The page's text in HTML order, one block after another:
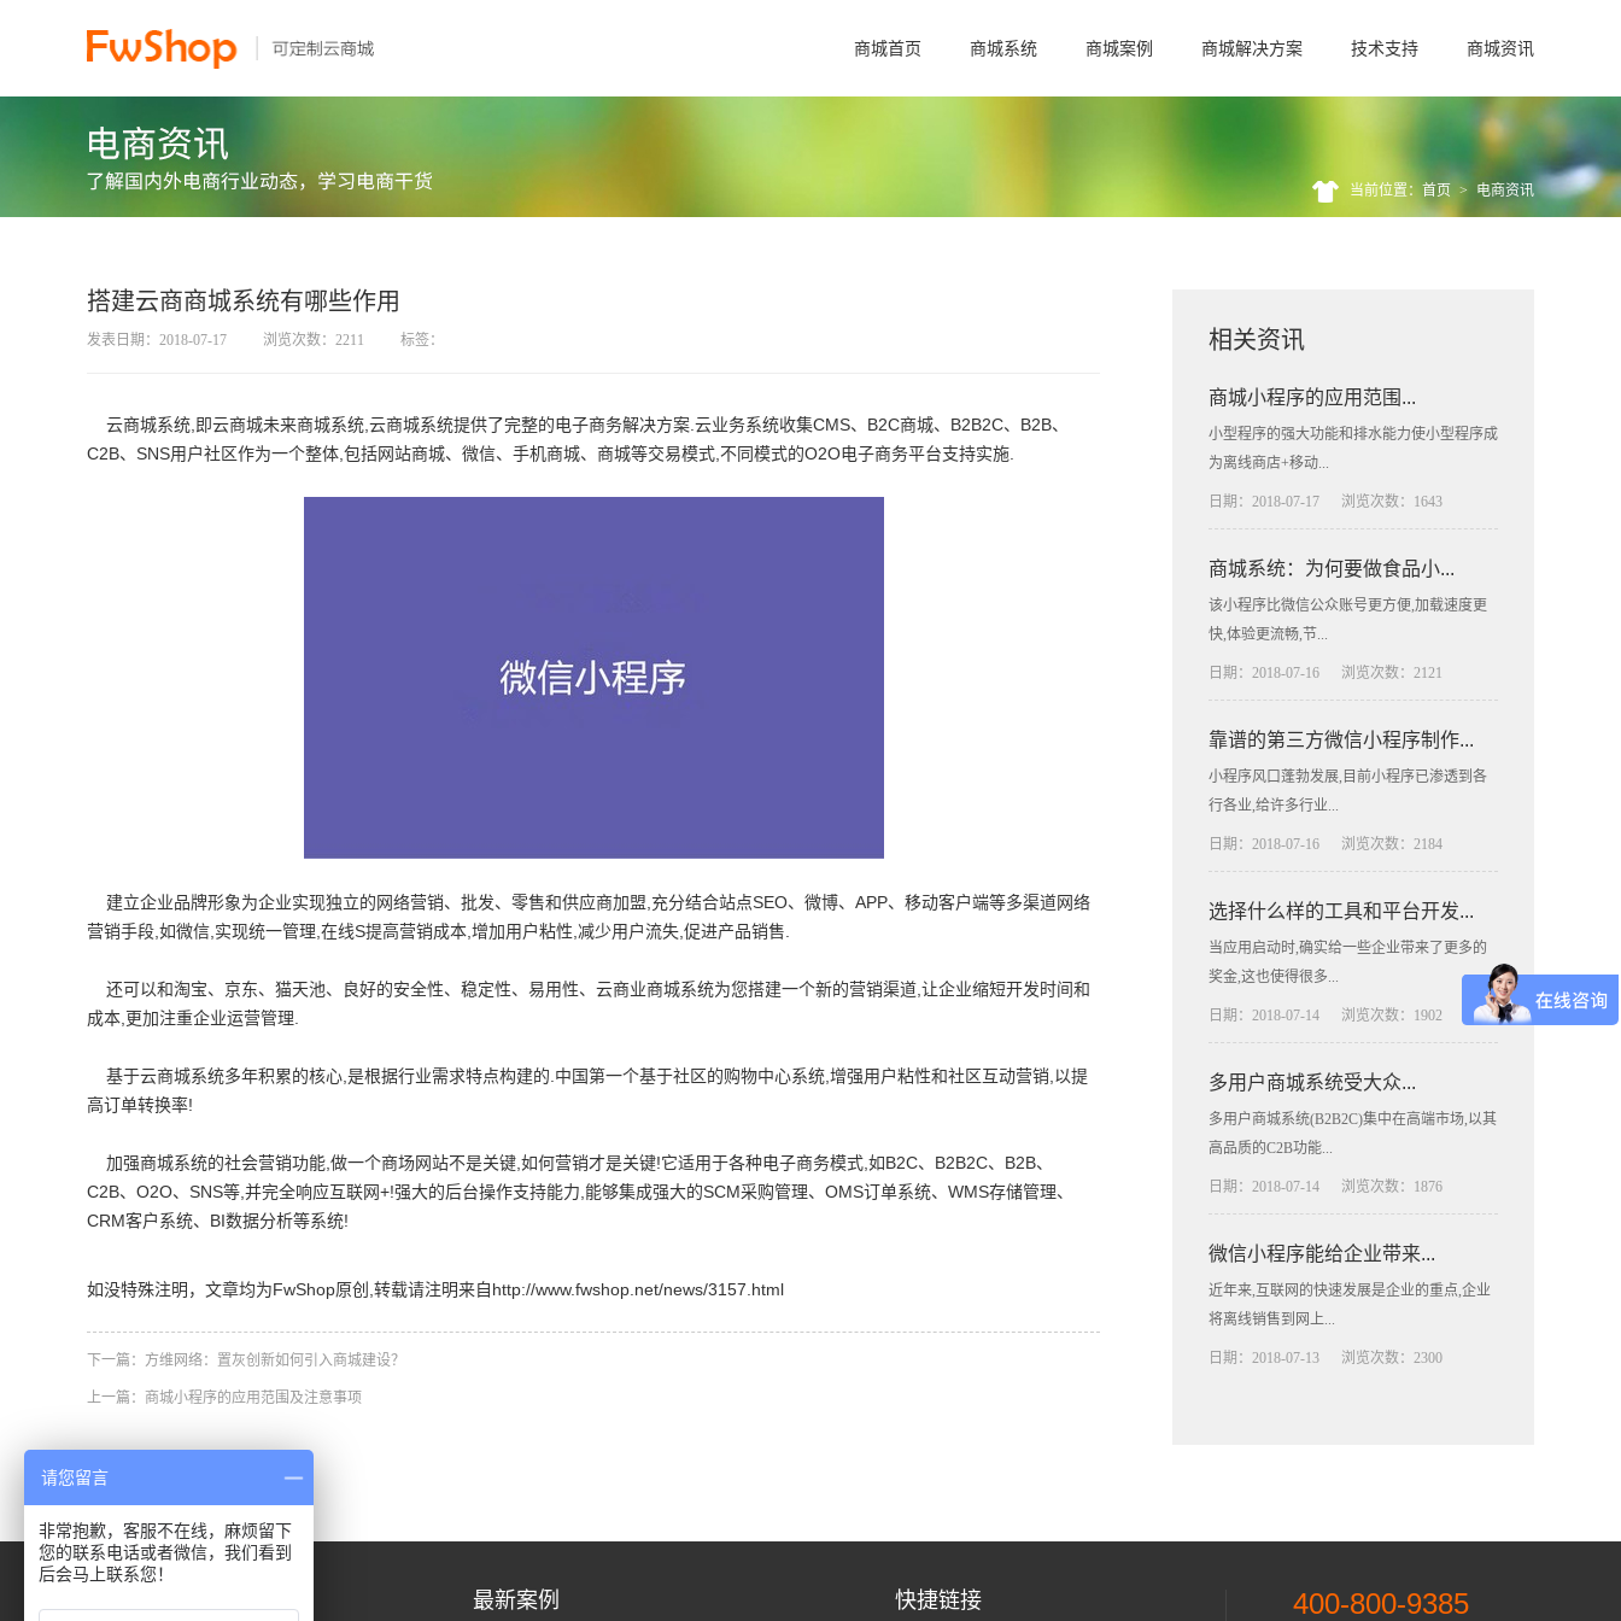
商城首页 商城系统 商城案例 商城解决方案 技术支持 商城资讯
当前位置：首页 > 电商资讯
搭建云商商城系统有哪些作用
发表日期：2018-07-17 浏览次数：2211 标签：
云商城系统,即云商城未来商城系统,云商城系统提供了完整的电子商务解决方案.云业务系统收集CMS、B2C商城、B2B2C、B2B、
C2B、SNS用户社区作为一个整体,包括网站商城、微信、手机商城、商城等交易模式,不同模式的O2O电子商务平台支持实施.
建立企业品牌形象为企业实现独立的网络营销、批发、零售和供应商加盟,充分结合站点SEO、微博、APP、移动客户端等多渠道网络
营销手段,如微信,实现统一管理,在线S提高营销成本,增加用户粘性,减少用户流失,促进产品销售.
还可以和淘宝、京东、猫天池、良好的安全性、稳定性、易用性、云商业商城系统为您搭建一个新的营销渠道,让企业缩短开发时间和
成本,更加注重企业运营管理.
基于云商城系统多年积累的核心,是根据行业需求特点构建的.中国第一个基于社区的购物中心系统,增强用户粘性和社区互动营销,以提
高订单转换率!
加强商城系统的社会营销功能,做一个商场网站不是关键,如何营销才是关键!它适用于各种电子商务模式,如B2C、B2B2C、B2B、
C2B、O2O、SNS等,并完全响应互联网+!强大的后台操作支持能力,能够集成强大的SCM采购管理、OMS订单系统、WMS存储管理、
CRM客户系统、BI数据分析等系统!
如没特殊注明，文章均为FwShop原创,转载请注明来自http://www.fwshop.net/news/3157.html
下一篇： 方维网络：置灰创新如何引入商城建设？
上一篇： 商城小程序的应用范围及注意事项
相关资讯
商城小程序的应用范围...
小型程序的强大功能和排水能力使小型程序成
为离线商店+移动...
日期：2018-07-17 浏览次数：1643
商城系统：为何要做食品小...
该小程序比微信公众账号更方便,加载速度更
快,体验更流畅,节...
日期：2018-07-16 浏览次数：2121
靠谱的第三方微信小程序制作...
小程序风口蓬勃发展,目前小程序已渗透到各
行各业,给许多行业...
日期：2018-07-16 浏览次数：2184
选择什么样的工具和平台开发...
当应用启动时,确实给一些企业带来了更多的
奖金,这也使得很多...
日期：2018-07-14 浏览次数：1902
多用户商城系统受大众...
多用户商城系统(B2B2C)集中在高端市场,以其
高品质的C2B功能...
日期：2018-07-14 浏览次数：1876
微信小程序能给企业带来...
近年来,互联网的快速发展是企业的重点,企业
将离线销售到网上...
日期：2018-07-13 浏览次数：2300
最新案例 快捷链接 400-800-9385
请您留言
非常抱歉，客服不在线，麻烦留下
您的联系电话或者微信，我们看到
后会马上联系您！